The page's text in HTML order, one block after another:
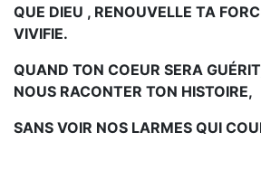
QUE DIEU , RENOUVELLE TA
VIVIFIE.
QUAND TON COEUR SERA
NOUS RACONTER TON HISTOIRE,
SANS VOIR NOS LARMES QUI